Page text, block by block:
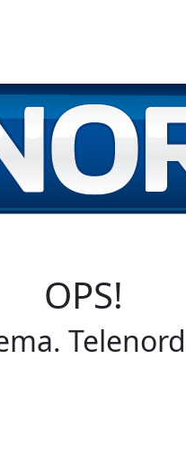
OPS!